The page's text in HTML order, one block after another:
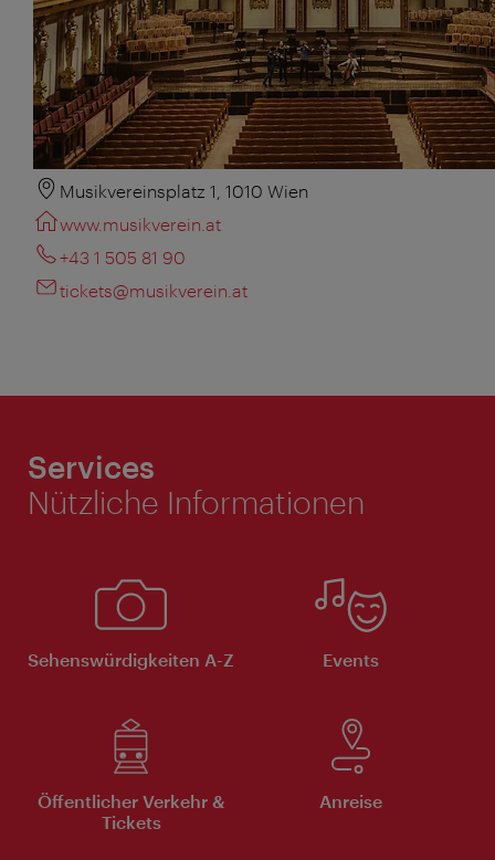
Musikvereinsplatz 1, 1010 Wien
www.musikverein.at
+43 1 505 81 90
tickets@musikverein.at
Services
Nützliche Informationen
Sehenswürdigkeiten A-Z Events
Öffentlicher Verkehr &
Tickets
Anreise